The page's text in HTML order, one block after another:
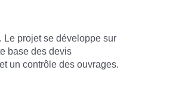
Le projet se développe sur
base des devis
un contrôle des ouvrages.